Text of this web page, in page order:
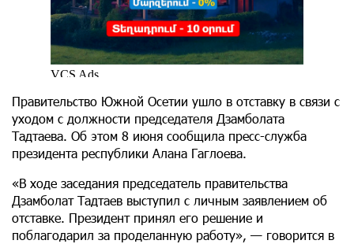
Правительство Южной Осетии ушло в отставку в связи с
уходом с должности председателя Дзамболата
Тадтаева. Об этом 8 июня сообщила пресс-служба
президента республики Алана Гаглоева.
«В ходе заседания председатель правительства
Дзамболат Тадтаев выступил с личным заявлением об
отставке. Президент принял его решение и
поблагодарил за проделанную работу», — говорится в